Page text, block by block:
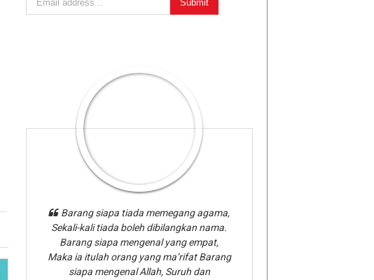
Barang siapa tiada memegang agama,
Sekali-kali tiada boleh dibilangkan nama.
Barang siapa mengenal yang empat,
Maka ia itulah orang yang ma’rifat Barang
siapa mengenal Allah, Suruh dan